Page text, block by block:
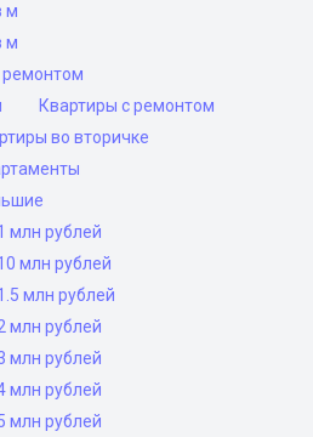
м
м
ремонтом
Квартиры с ремонтом
во вторичке
млн рублей
млн рублей
млн рублей
млн рублей
млн рублей
млн рублей
млн рублей